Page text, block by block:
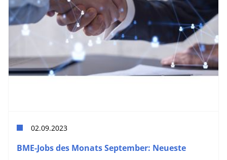
02.09.2023
BME-Jobs des Monats September: Neueste